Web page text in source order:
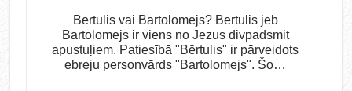
Bērtulis vai Bartolomejs? Bērtulis jeb
Bartolomejs ir viens no Jēzus divpadsmit
apustuļiem. Patiesībā "Bērtulis" ir pārveidots
ebreju personvārds "Bartolomejs". Šo…